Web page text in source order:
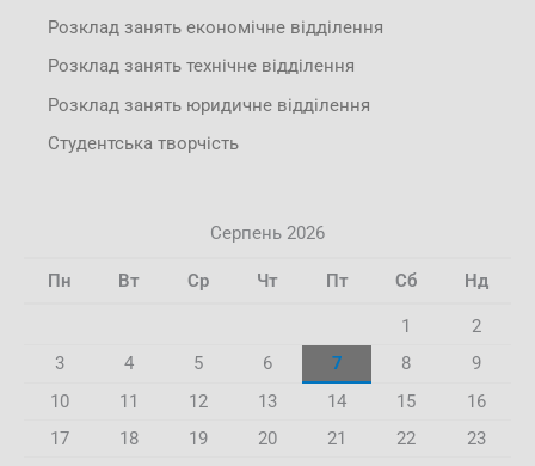
Розклад занять економічне відділення
Розклад занять технічне відділення
Розклад занять юридичне відділення
Студентська творчість
Серпень 2026
Пн Вт Ср Чт Пт Сб Нд
1
2
3
4 5 6 7 8
9
10
11 12 13 14 15
16
17
18 19 20 21 22
23